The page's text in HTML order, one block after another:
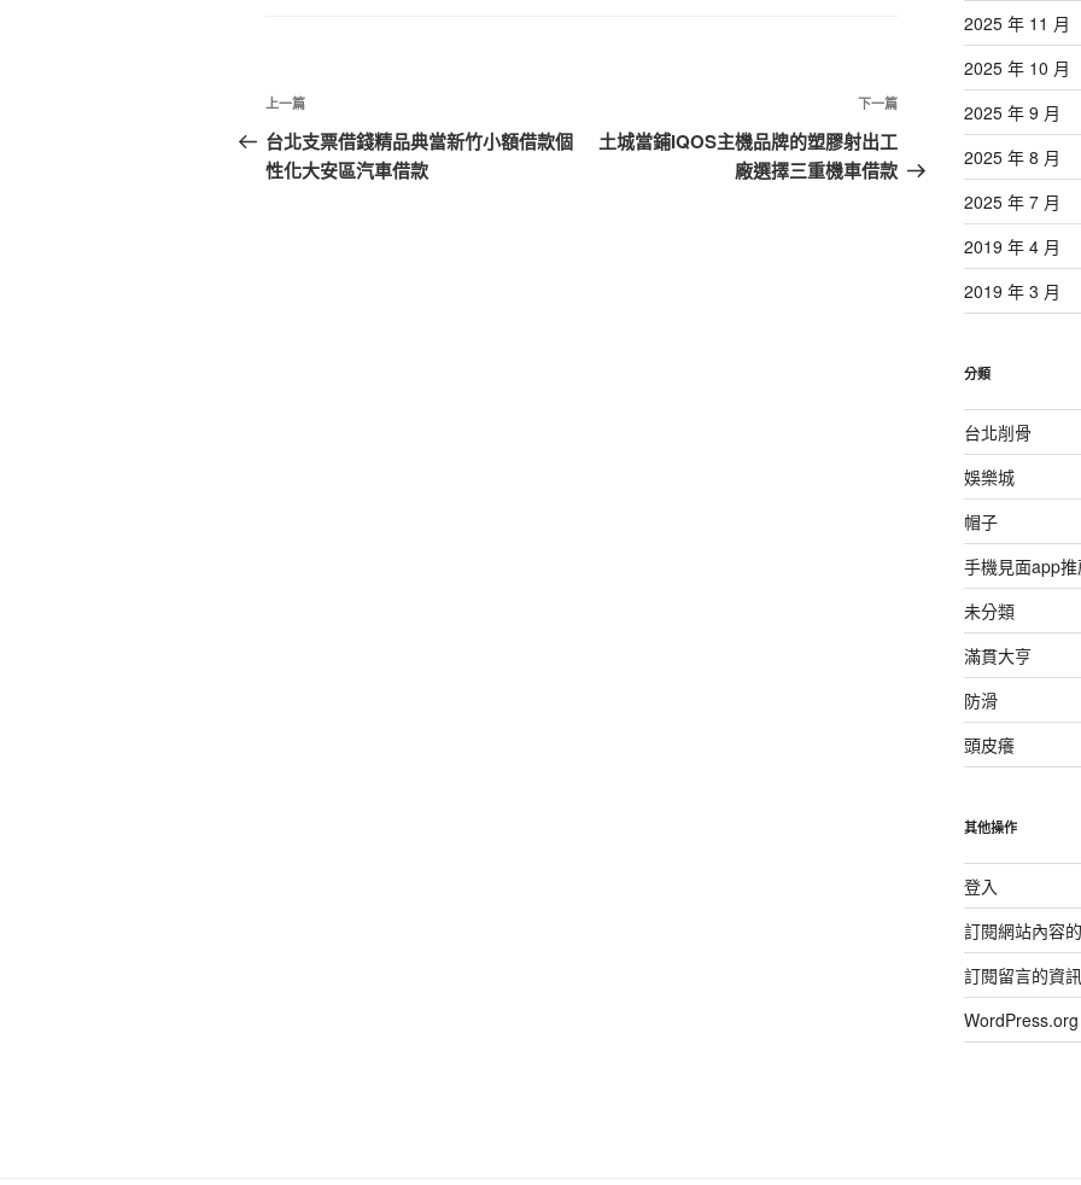
文
章
導
上
一
篇
上一篇
台北支票借錢精品典當新竹小額借款個
性化大安區汽車借款
下
篇
下一篇
土城當鋪IQOS主機品牌的塑膠射出工
廠選擇三重機車借款
2025 年 11 月
2025 年 10 月
2025 年 9 月
2025 年 8 月
2025 年 7 月
2019 年 4 月
2019 年 3 月
分類
台北削骨
娛樂城
帽子
手機見面app推
未分類
滿貫大亨
防滑
頭皮癢
其他操作
登入
訂閱網站內容
訂閱留言的資